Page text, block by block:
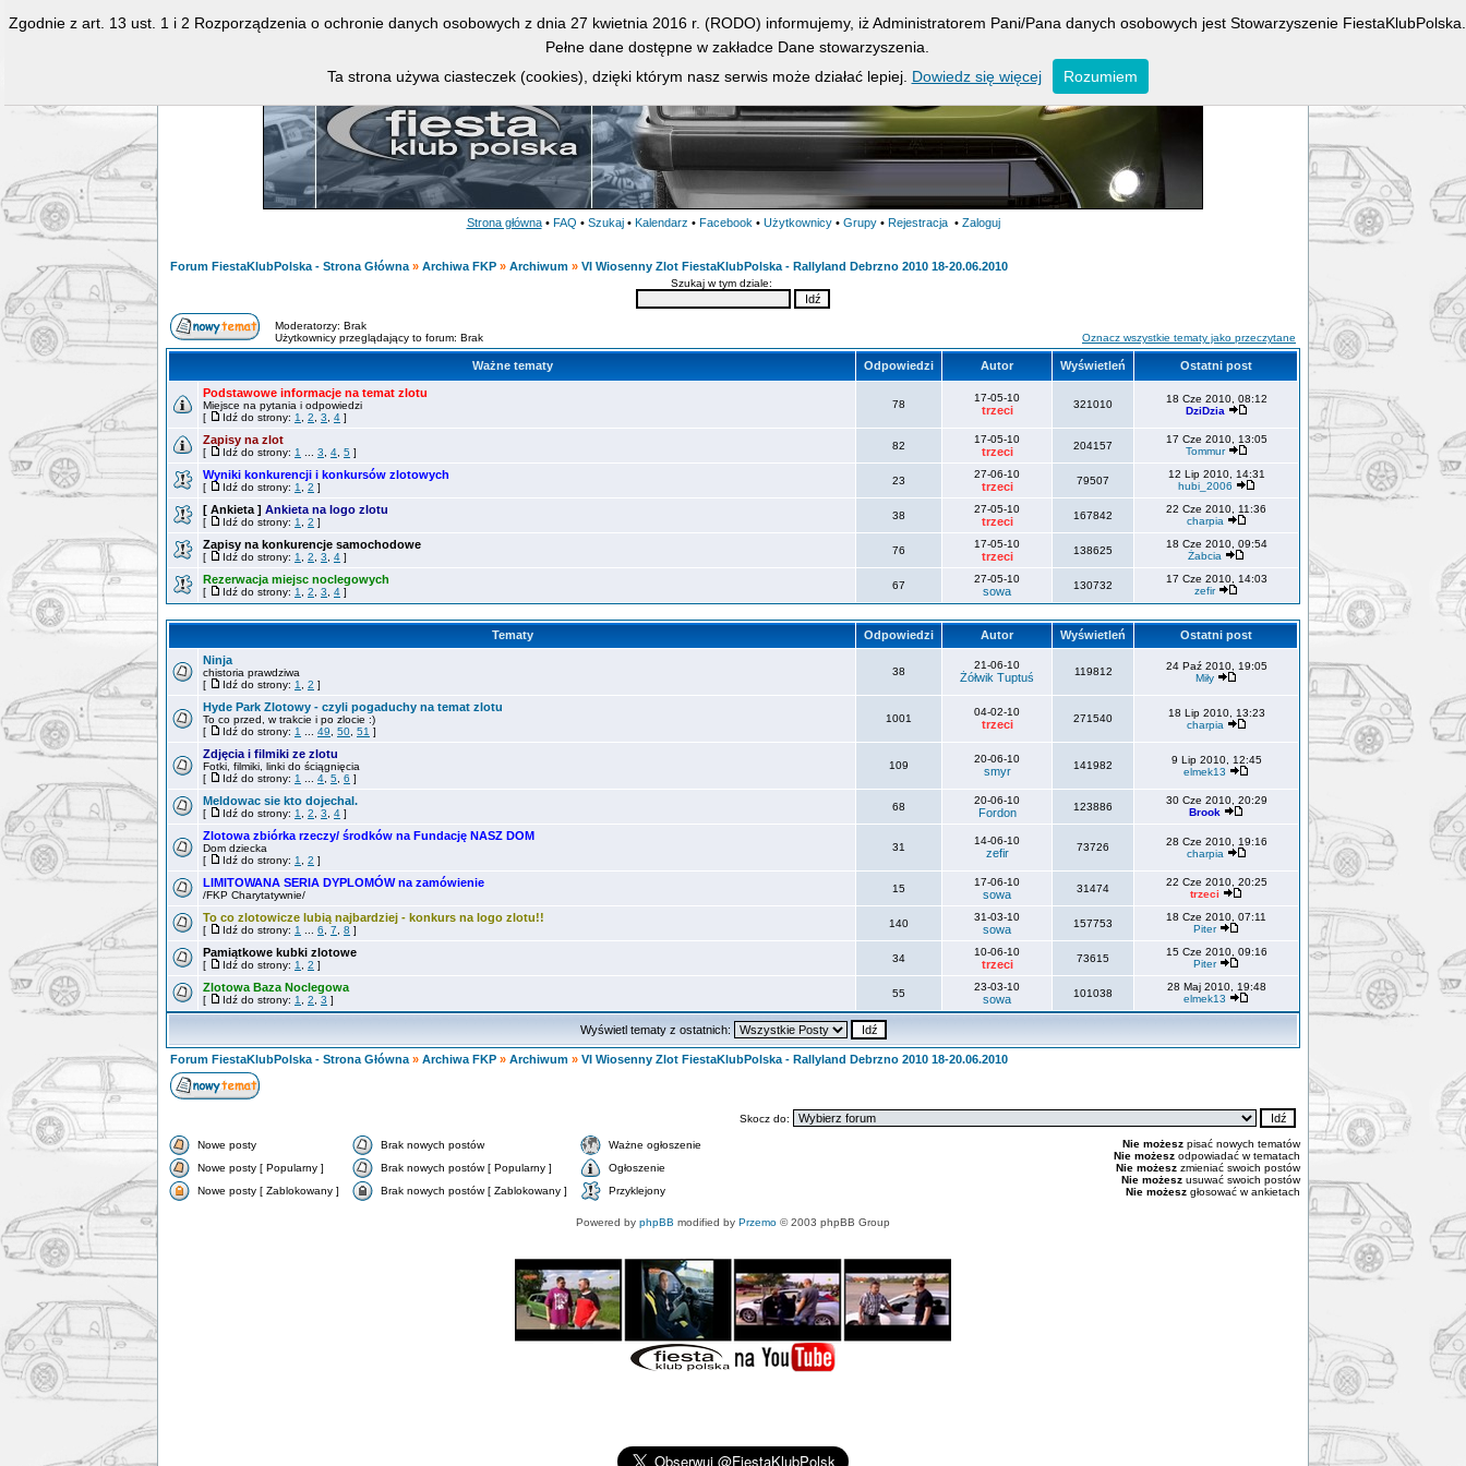
Strona główna • FAQ • Szukaj • Kalendarz • Facebook • Użytkownicy • Grupy • Rejestracja • Zaloguj
Forum FiestaKlubPolska - Strona Główna » Archiwa FKP » Archiwum » VI Wiosenny Zlot FiestaKlubPolska - Rallyland Debrzno 2010 18-20.06.2010
Szukaj w tym dziale:
Moderatorzy: Brak
Użytkownicy przeglądający to forum: Brak
Oznacz wszystkie tematy jako przeczytane
Ważne tematy Odpowiedzi Autor Wyświetleń Ostatni post
Podstawowe informacje na temat zlotu
Miejsce na pytania i odpowiedzi
[
Idź do strony: 1 2 3 4 ]
78
17-05-10
trzeci 321010
18 Cze 2010, 08:12
DziDzia
Zapisy na zlot
[ Idź do strony: 1 3 4 5 ]
82
17-05-10
trzeci 204157
17 Cze 2010, 13:05
Tommur
Wyniki konkurencji i konkursów zlotowych
[ Idź do strony: 1 2 ]
23
27-06-10
trzeci 79507
12 Lip 2010, 14:31
hubi_2006
[ Ankieta ] Ankieta na logo zlotu
[ Idź do strony: 1 2 ]
38
27-05-10
trzeci 167842
22 Cze 2010, 11:36
charpia
Zapisy na konkurencje samochodowe
[ Idź do strony: 1 2 3 4 ]
76
17-05-10
trzeci 138625
18 Cze 2010, 09:54
Żabcia
Rezerwacja miejsc noclegowych
[ Idź do strony: 1 2 3 4 ]
67
27-05-10
sowa 130732
17 Cze 2010, 14:03
zefir
Tematy Odpowiedzi Autor Wyświetleń
Ostatni post
Ninja
chistoria prawdziwa
[
Idź do strony: 1 2 ]
38
21-06-10
Żółwik Tuptuś 119812
24 Paź 2010, 19:05
Miły
Hyde Park Zlotowy - czyli pogaduchy na temat zlotu
To co przed, w trakcie i po zlocie :)
[
Idź do strony: 1 49 50 51 ]
1001
04-02-10
trzeci 271540
18 Lip 2010, 13:23
charpia
Zdjęcia i filmiki ze zlotu
Fotki, filmiki, linki do ściągnięcia
[
Idź do strony: 1 4 5 6 ]
109
20-06-10
smyr 141982
9 Lip 2010, 12:45
elmek13
Meldowac sie kto dojechal.
[ Idź do strony: 1 2 3 4 ]
68
20-06-10
Fordon 123886
30 Cze 2010, 20:29
Brook
Zlotowa zbiórka rzeczy/ środków na Fundację NASZ DOM
Dom dziecka
[
Idź do strony: 1 2 ]
31
14-06-10
zefir 73726
28 Cze 2010, 19:16
charpia
LIMITOWANA SERIA DYPLOMÓW na zamówienie
/FKP Charytatywnie/
15
17-06-10
sowa 31474
22 Cze 2010, 20:25
trzeci
To co zlotowicze lubią najbardziej - konkurs na logo zlotu!!
[ Idź do strony: 1 6 7 8 ]
140
31-03-10
sowa 157753
18 Cze 2010, 07:11
Piter
Pamiątkowe kubki zlotowe
[ Idź do strony: 1 2 ]
34
10-06-10
trzeci 73615
15 Cze 2010, 09:16
Piter
Zlotowa Baza Noclegowa
[ Idź do strony: 1 2 3 ]
55
23-03-10
sowa 101038
28 Maj 2010, 19:48
elmek13
Wyświetl tematy z ostatnich:
Forum FiestaKlubPolska - Strona Główna » Archiwa FKP » Archiwum » VI Wiosenny Zlot FiestaKlubPolska - Rallyland Debrzno 2010 18-20.06.2010
Skocz do:
Nowe posty Brak nowych postów
Ważne ogłoszenie
Nowe posty [ Popularny ]
Brak nowych postów [ Popularny ]
Ogłoszenie
Nowe posty [ Zablokowany ]
Brak nowych postów [ Zablokowany ] Przyklejony
Nie możesz pisać nowych tematów
Nie możesz odpowiadać w tematach
Nie możesz zmieniać swoich postów
Nie możesz usuwać swoich postów
Nie możesz głosować w ankietach
Powered by phpBB modified by Przemo © 2003 phpBB Group
Zgodnie z art. 13 ust. 1 i 2 Rozporządzenia o ochronie danych osobowych z dnia 27 kwietnia 2016 r. (RODO) informujemy, iż Administratorem Pani/Pana danych osobowych jest Stowarzyszenie FiestaKlubPolska.
Pełne dane dostępne w zakładce Dane stowarzyszenia.
Ta strona używa ciasteczek (cookies), dzięki którym nasz serwis może działać lepiej. Dowiedz się więcej Rozumiem